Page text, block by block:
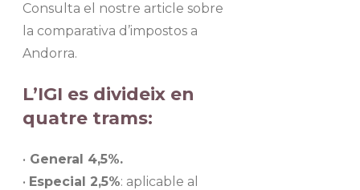
Consulta el nostre article sobre
la comparativa d’impostos a
Andorra.
L’IGI es divideix en
quatre trams:
• General 4,5%.
• Especial 2,5%: aplicable al